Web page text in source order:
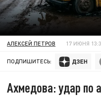
АЛЕКСЕЙ ПЕТРОВ 17 ИЮНЯ
ПОДПИШИТЕСЬ:
Ахмедова: удар по